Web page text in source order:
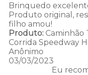
Brinquedo
Produto original,
filho amou!
Produto:Caminhão
Corrida Speedway
Anônimo
03/03/2023
Eu